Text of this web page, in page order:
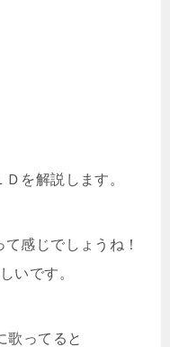
を解説します。
感じでしょうね！
いです。
歌ってると